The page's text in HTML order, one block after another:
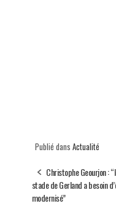
Publié dans Actualité
Christophe Geourjon :
stade de Gerland a besoin
modernisé”